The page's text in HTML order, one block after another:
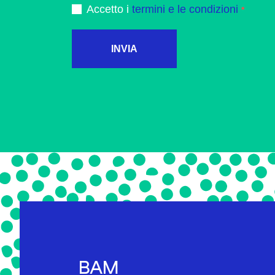
Accetto i termini e le condizioni
INVIA
BAM